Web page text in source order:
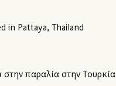
in Pattaya, Thailand
στην παραλία στην Τουρκία